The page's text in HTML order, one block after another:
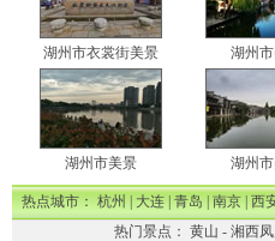
湖州市衣裳街美景 湖州
湖州市美景 湖州
热点城市：杭州|大连|青岛|南京|西
热门景点： 黄山 - 湘西